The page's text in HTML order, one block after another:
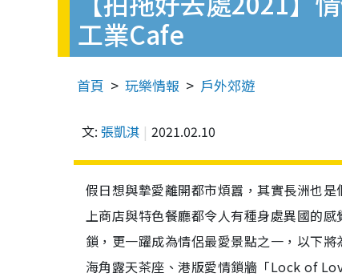
工業Cafe
首頁 玩樂情報 戶外郊遊
文: 張凱淇 2021.02.10
假日想與摯愛離開都市煩囂，其實長洲也
上商店與特色餐廳都令人有種身處異國的
鎖，更一躍成為情侶最愛景點之一，以下
海角露天茶座、港版愛情鎖牆「Lock of